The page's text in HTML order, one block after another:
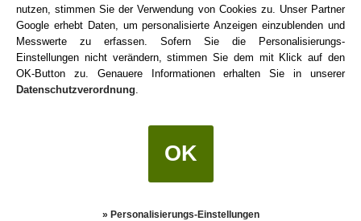
zusammen gekommen und iwann gingen unsere Wege
auseinander. Unterm strich war es aber eine gute Sache.
Jetzt nach unserer ehe haben wir ein gutes, freundschaftliches
Verhältnis und teilen auch das sorgerecht für unser gemeinsames
Kind...
Krebs
und ich denke das er auch meine
nutzen, stimmen Sie der Verwendung von Cookies zu. Unser Partner
Google erhebt Daten, um personalisierte Anzeigen einzublenden und
Messwerte zu erfassen. Sofern Sie die Personalisierungs-
Einstellungen nicht verändern, stimmen Sie dem mit Klick auf den
OK-Button zu. Genauere Informationen erhalten Sie in unserer
Datenschutzverordnung.
OK
» Personalisierungs-Einstellungen